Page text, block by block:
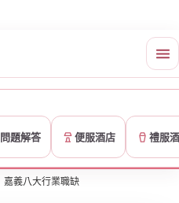
問題解答 便服酒店 禮服
嘉義八大行業職缺